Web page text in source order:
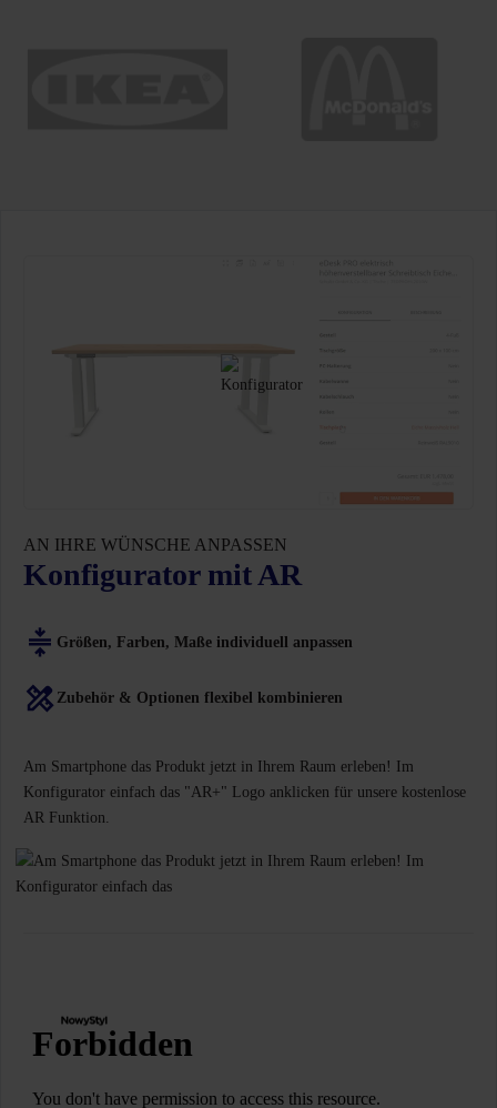
AN IHRE WÜNSCHE ANPASSEN
Konfigurator mit AR
Größen, Farben, Maße individuell anpassen
Zubehör & Optionen flexibel kombinieren
Am Smartphone das Produkt jetzt in Ihrem Raum erleben! Im
Konfigurator einfach das "AR+" Logo anklicken für unsere kostenlose
AR Funktion.